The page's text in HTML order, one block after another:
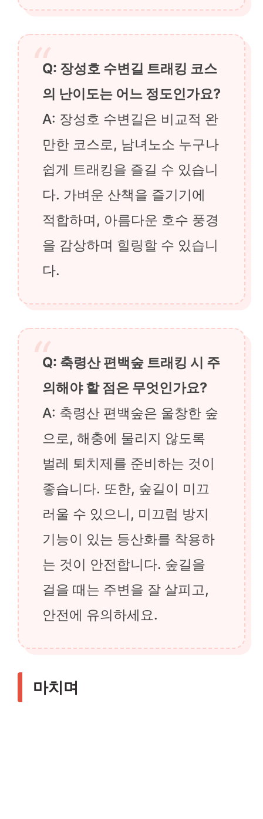
Q: 장성호 수변길 트래킹 코스
의 난이도는 어느 정도인가요?
A: 장성호 수변길은 비교적 완
만한 코스로, 남녀노소 누구나
쉽게 트래킹을 즐길 수 있습니
다. 가벼운 산책을 즐기기에
적합하며, 아름다운 호수 풍경
을 감상하며 힐링할 수 있습니
다.
Q: 축령산 편백숲 트래킹 시 주
의해야 할 점은 무엇인가요?
A: 축령산 편백숲은 울창한 숲
으로, 해충에 물리지 않도록
벌레 퇴치제를 준비하는 것이
좋습니다. 또한, 숲길이 미끄
러울 수 있으니, 미끄럼 방지
기능이 있는 등산화를 착용하
는 것이 안전합니다. 숲길을
걸을 때는 주변을 잘 살피고,
안전에 유의하세요.
마치며